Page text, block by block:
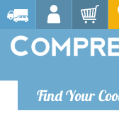
Find Your